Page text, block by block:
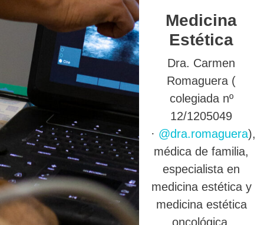
Medicina
Estética
Dra. Carmen
Romaguera (
colegiada nº
12/1205049
· @dra.romaguera),
médica de familia,
especialista en
medicina estética y
medicina estética
oncológica.